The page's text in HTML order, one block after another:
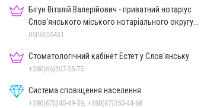
Бігун Віталій Валерійович - приватний нотаріус
Слов'янського міського нотаріального округу
Дон.обл.
0506555431
Стоматологічний кабінет Естет у Слов'янську
+380(66)307-55-75
Система сповіщення населення
+380(67)340-49-59, +380(67)350-44-68